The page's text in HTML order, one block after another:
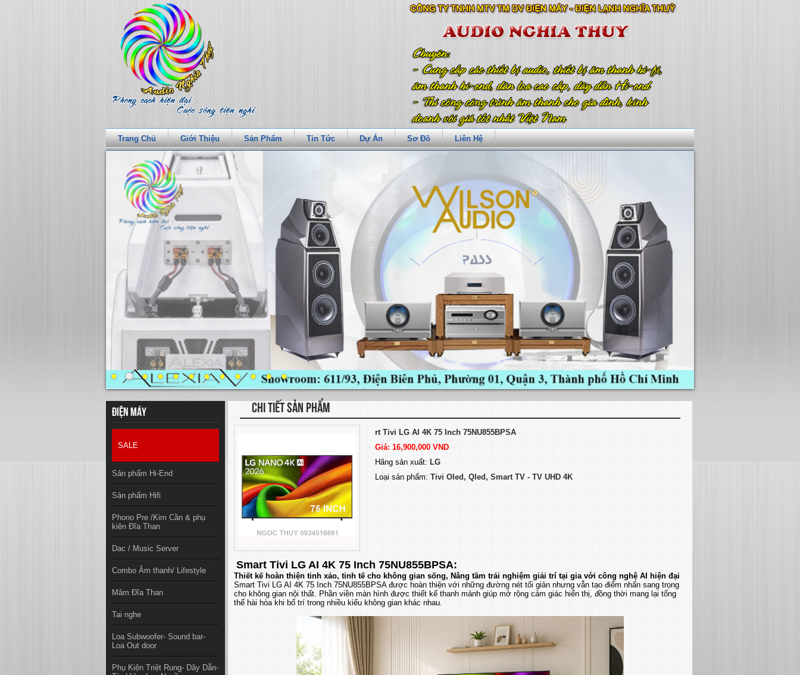
Trang Chủ Giới Thiệu Sản Phẩm Tin Tức Dự Án Sơ Đồ Liên Hệ
Điện máy
SALE
Sản phẩm Hi-End
Sản phẩm Hifi
Phono Pre /Kim Cần & phụ
kiện Đĩa Than
Dac / Music Server
Combo Âm thanh/ Lifestyle
Mâm Đĩa Than
Tai nghe
Loa Subwoofer- Sound bar-
Loa Out door
Phụ Kiện Triệt Rung- Dây Dẫn-
CHI TIẾT SẢN PHẨM
rt Tivi LG AI 4K 75 Inch 75NU855BPSA
Giá: 16,900,000 VND
Hãng sản xuất: LG
Loại sản phẩm: Tivi Oled, Qled, Smart TV - TV UHD 4K
Smart Tivi LG AI 4K 75 Inch 75NU855BPSA:
Thiết kế hoàn thiện tinh xảo, tinh tế cho không gian sống, Nâng tầm trải nghiệm giải trí tại gia với công nghệ AI hiện đại
Smart Tivi LG AI 4K 75 Inch 75NU855BPSA được hoàn thiện với những đường nét tối giản nhưng vẫn tạo điểm nhấn sang trọng
cho không gian nội thất. Phần viền màn hình được thiết kế thanh mảnh giúp mở rộng cảm giác hiển thị, đồng thời mang lại tổng
thể hài hòa khi bố trí trong nhiều kiểu không gian khác nhau.